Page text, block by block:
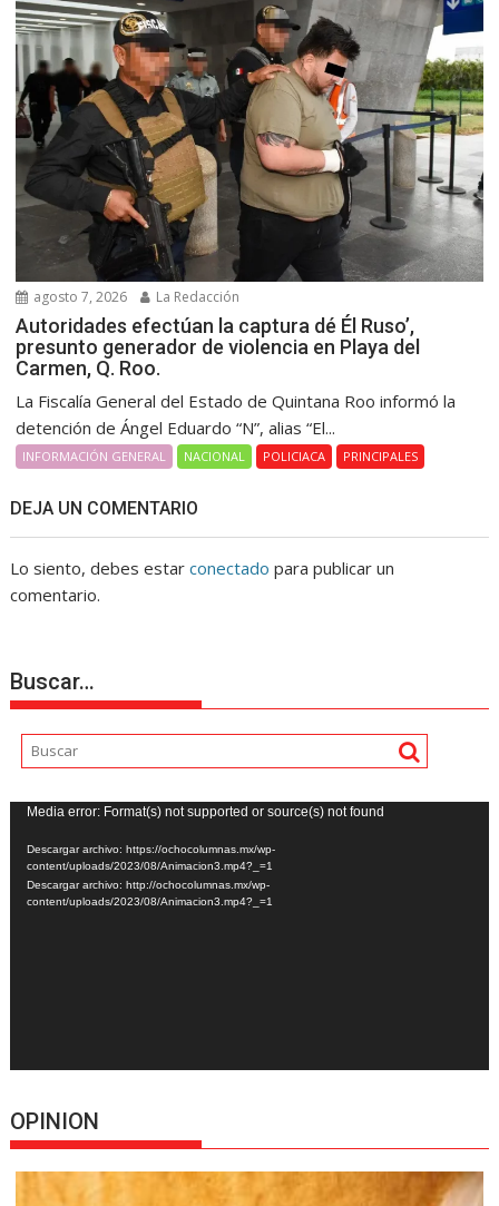
agosto 7, 2026 La Redacción
Autoridades efectúan la captura dé Él Ruso’,
presunto generador de violencia en Playa del
Carmen, Q. Roo.
La Fiscalía General del Estado de Quintana Roo informó la
detención de Ángel Eduardo “N”, alias “El...
INFORMACIÓN GENERAL NACIONAL POLICIACA PRINCIPALES
DEJA UN COMENTARIO
Lo siento, debes estarconectado para publicar un
comentario.
Buscar…
Reproductor
de
vídeo
Media error: Format(s) not supported or source(s) not found
Descargar archivo: https://ochocolumnas.mx/wp-
content/uploads/2023/08/Animacion3.mp4?_=1
Descargar archivo: http://ochocolumnas.mx/wp-
content/uploads/2023/08/Animacion3.mp4?_=1
OPINION